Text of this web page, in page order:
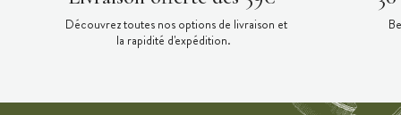
Découvrez toutes nos options de livraison et
la rapidité d'expédition.